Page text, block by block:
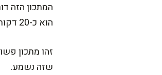
המתכון הזה
הוא כ-20 דקות, ועוד 25 דקות בתנור. התוצאה המושלמת שווה כל דקה.
זהו מתכון
שזה נשמע.